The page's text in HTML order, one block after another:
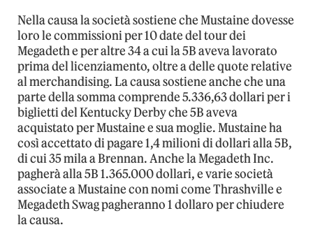
Nella causa la società sostiene che Mustaine dovesse
loro le commissioni per 10 date del tour dei
Megadeth e per altre 34 a cui la 5B aveva lavorato
prima del licenziamento, oltre a delle quote relative
al merchandising. La causa sostiene anche che una
parte della somma comprende 5.336,63 dollari per i
biglietti del Kentucky Derby che 5B aveva
acquistato per Mustaine e sua moglie. Mustaine ha
così accettato di pagare 1,4 milioni di dollari alla 5B,
di cui 35 mila a Brennan. Anche la Megadeth Inc.
pagherà alla 5B 1.365.000 dollari, e varie società
associate a Mustaine con nomi come Thrashville e
Megadeth Swag pagheranno 1 dollaro per chiudere
la causa.